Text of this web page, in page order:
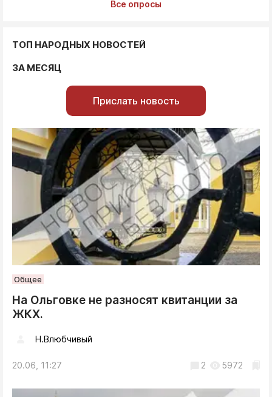
Все опросы
ТОП НАРОДНЫХ НОВОСТЕЙ
ЗА МЕСЯЦ
Прислать новость
Общее
На Ольговке не разносят квитанции за
ЖКХ.
Н.Влюбчивый
20.06, 11:27 2 5972